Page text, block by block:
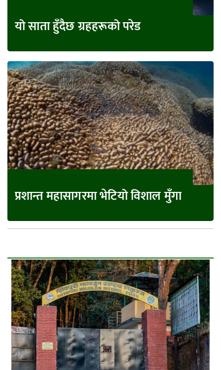
यो साता हुँदैछ ग्रहहरूको परेड
प्रशान्त महासागरमा भेटियो विशाल मुँगा